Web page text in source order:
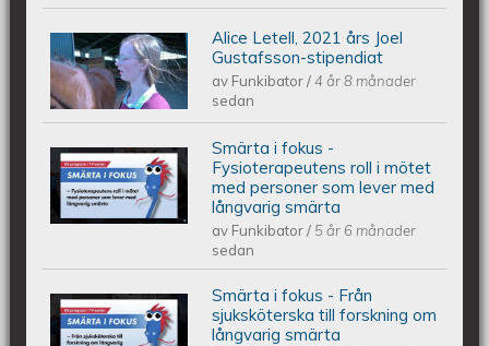
Alice Letell är årets Joel Gustafsson-
stipendiat
Alice Letell, 2021 års Joel
Gustafsson-stipendiat
av Funkibator/4 år 8 månader
sedan
Smärta i fokus - Fysioterapeutens roll
i mötet med personer som lever med
långvarig smärta
Smärta i fokus -
Fysioterapeutens roll i mötet
med personer som lever med
långvarig smärta
av Funkibator/ 5 år 6 månader
sedan
Smärta i fokus - Från sjuksköterska
Smärta i fokus - Från
sjuksköterska till forskning om
långvarig smärta